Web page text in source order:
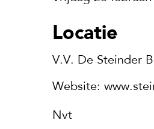
Locatie
V.V. De Steinder
Website:
Nvt